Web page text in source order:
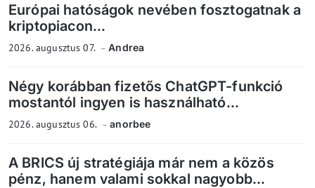
Európai hatóságok nevében fosztogatnak a
kriptopiacon...
2026. augusztus 07. Andrea
Négy korábban fizetős ChatGPT-funkció
mostantól ingyen is használható...
2026. augusztus 06. anorbee
A BRICS új stratégiája már nem a közös
pénz, hanem valami sokkal nagyobb...